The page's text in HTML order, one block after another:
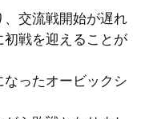
交流戦開始が遅れ
戦を迎えることが
ったオービックシ